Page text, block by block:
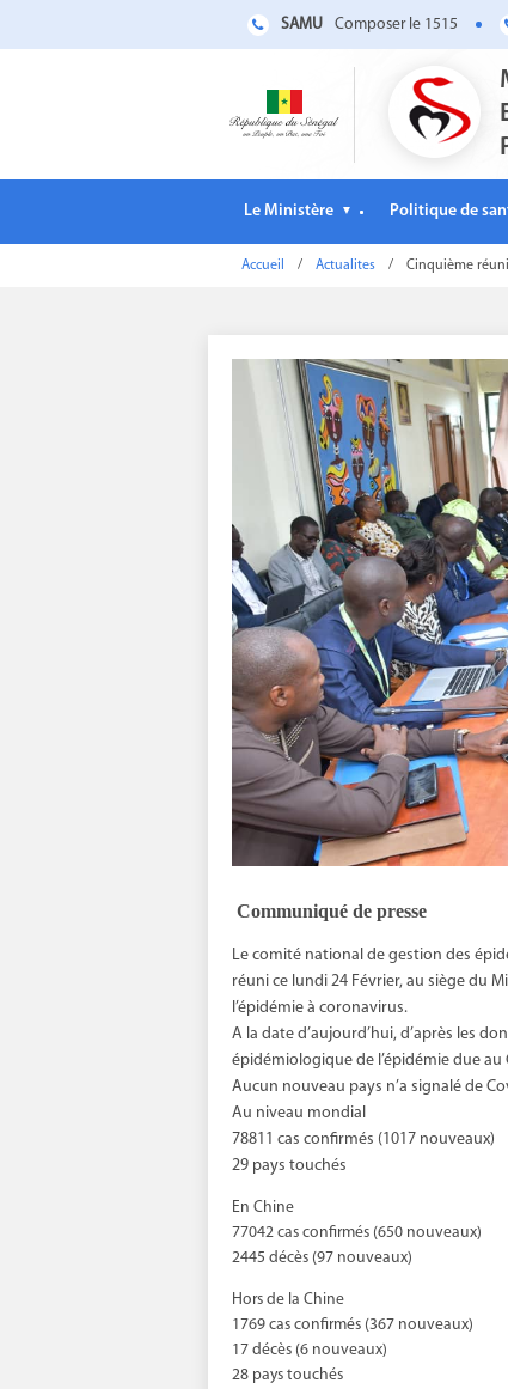
SAMU Composer le 1515
Le Ministère ▼ Politique de
Accueil / Actualites / Cinquième
Communiqué de presse
Le comité national de gestion des
réuni ce lundi 24 Février, au siège du
l’épidémie à coronavirus.
A la date d’aujourd’hui, d’après les
épidémiologique de l’épidémie due
Aucun nouveau pays n’a signalé de
Au niveau mondial
78811 cas confirmés (1017 nouveaux)
29 pays touchés
En Chine
77042 cas confirmés (650 nouveaux)
2445 décès (97 nouveaux)
Hors de la Chine
1769 cas confirmés (367 nouveaux)
17 décès (6 nouveaux)
28 pays touchés